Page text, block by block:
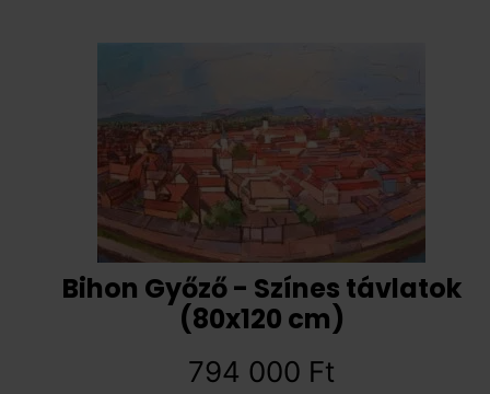
Bihon Győző - Színes távlatok
(80x120 cm)
794 000 Ft